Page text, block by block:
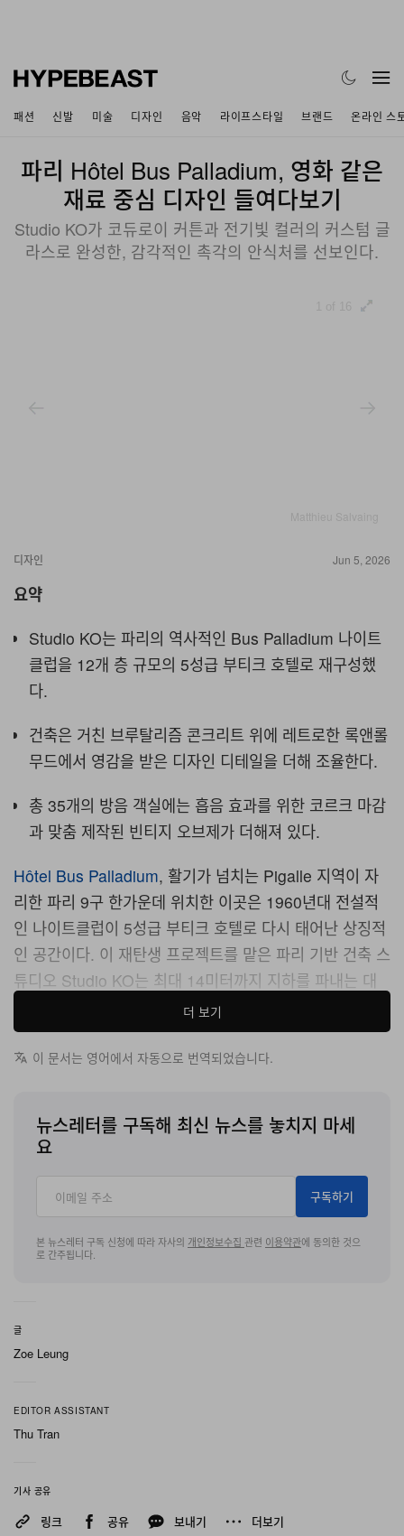
패션 신발 미술 디자인 음악 라이프스타일 브랜드 온라인 스
파리 Hôtel Bus Palladium, 영화 같은
재료 중심 디자인 들여다보기
Studio KO가 코듀로이 커튼과 전기빛 컬러의 커스텀 글
라스로 완성한, 감각적인 촉각의 안식처를 선보인다.
디자인 Jun 5, 2026
요약
Studio KO는 파리의 역사적인 Bus Palladium 나이트
클럽을 12개 층 규모의 5성급 부티크 호텔로 재구성했
다.
건축은 거친 브루탈리즘 콘크리트 위에 레트로한 록앤롤
무드에서 영감을 받은 디자인 디테일을 더해 조율한다.
총 35개의 방음 객실에는 흡음 효과를 위한 코르크 마감
과 맞춤 제작된 빈티지 오브제가 더해져 있다.
Hôtel Bus Palladium, 활기가 넘치는 Pigalle 지역이 자
리한 파리 9구 한가운데 위치한 이곳은 1960년대 전설적
인 나이트클럽이 5성급 부티크 호텔로 다시 태어난 상징적
인 공간이다. 이 재탄생 프로젝트를 맡은 파리 기반 건축 스
튜디오 Studio KO는 최대 14미터까지 지하를 파내는 대
담한 구조 계획을 실행해, 지상과 지하를 합한 12개 층 규
모의 콤플렉스로 탈바꿈시켰으며, 이 중 지하 4개 층에는
약 200명을 수용할 수 있는 클럽을 숨겨 두었다.
건물의 외관은 절제된 방식으로 유서 깊은 과거를 기린다.
클럽 시절의 붉은 네온사인이 미니멀한 샌드블라스트 콘크
하지 않으면서도 그 분위기를 은근히 반향하는 기하학적
패턴이 새겨져 있다. 궁극적으로 이 공간은 뉴욕의
Chelsea Hotel에 견줄 만한 동시대 버전, 곧 아티스트와
호텔 내부에서 Studio KO는 이곳의 쾌락주의적 헤리티지
와 하이엔드 호스피털리티를 조율하며 영화적이면서도 촉
와 프라이빗 스페이스 전반에는 의도된 거친 결이 흐르는
데, 두터운 콘크리트 벽과 메탈 그레이팅 천장 같은 브루탈
시키는 레드 벨벳 드레이프, 1970년대 로드 크루 유니폼을
떠올리게 하는 코듀로이 커튼 등 관능적인 레트로 터치가
더 보기
이 문서는 영어에서 자동으로 번역되었습니다.
뉴스레터를 구독해 최신 뉴스를 놓치지 마세
요
구독하기
본 뉴스레터 구독 신청에 따라 자사의 개인정보수집 관련 이용약관에 동의한 것으
로 간주됩니다.
글
Zoe Leung
EDITOR ASSISTANT
Thu Tran
기사 공유
링크 공유 보내기 더보기